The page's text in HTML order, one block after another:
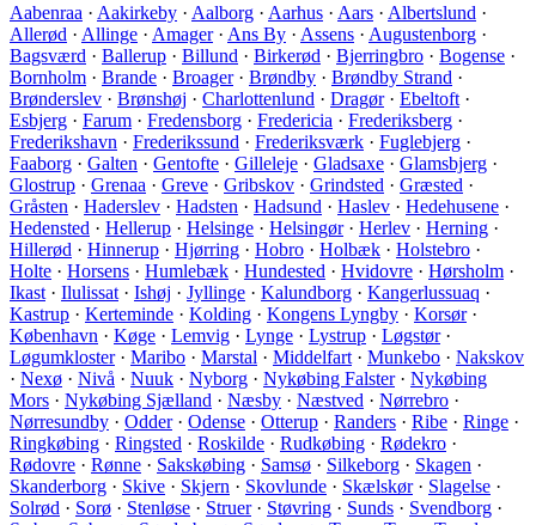
Aabenraa · Aakirkeby · Aalborg · Aarhus · Aars · Albertslund ·
Allerød · Allinge · Amager· Ans By · Assens · Augustenborg ·
Bagsværd · Ballerup · Billund · Birkerød · Bjerringbro · Bogense ·
Bornholm · Brande · Broager· Brøndby · Brøndby Strand ·
Brønderslev · Brønshøj · Charlottenlund · Dragør· Ebeltoft ·
Esbjerg · Farum · Fredensborg · Fredericia · Frederiksberg ·
Frederikshavn · Frederikssund · Frederiksværk · Fuglebjerg ·
Faaborg · Galten · Gentofte · Gilleleje · Gladsaxe · Glamsbjerg ·
Glostrup · Grenaa · Greve · Gribskov · Grindsted · Græsted ·
Gråsten · Haderslev · Hadsten · Hadsund · Haslev · Hedehusene ·
Hedensted · Hellerup · Helsinge · Helsingør· Herlev · Herning ·
Hillerød · Hinnerup · Hjørring · Hobro · Holbæk · Holstebro ·
Holte · Horsens · Humlebæk · Hundested · Hvidovre · Hørsholm ·
Ikast · Ilulissat · Ishøj · Jyllinge · Kalundborg · Kangerlussuaq ·
Kastrup · Kerteminde · Kolding · Kongens Lyngby · Korsør·
København · Køge · Lemvig · Lynge · Lystrup · Løgstør·
Løgumkloster· Maribo · Marstal · Middelfart · Munkebo · Nakskov
· Nexø · Nivå · Nuuk · Nyborg · Nykøbing Falster· Nykøbing
Mors · Nykøbing Sjælland · Næsby · Næstved · Nørrebro ·
Nørresundby · Odder· Odense · Otterup · Randers · Ribe · Ringe ·
Ringkøbing · Ringsted · Roskilde · Rudkøbing · Rødekro ·
Rødovre · Rønne · Sakskøbing · Samsø · Silkeborg · Skagen ·
Skanderborg · Skive · Skjern · Skovlunde · Skælskør· Slagelse ·
Solrød · Sorø · Stenløse · Struer· Støvring · Sunds · Svendborg ·